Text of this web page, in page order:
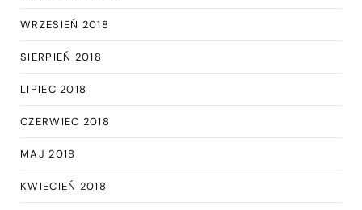
WRZESIEŃ 2018
SIERPIEŃ 2018
LIPIEC 2018
CZERWIEC 2018
MAJ 2018
KWIECIEŃ 2018